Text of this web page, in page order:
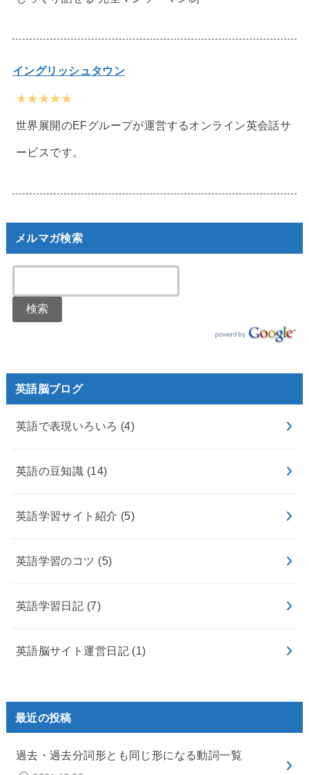
イングリッシュタウン
★★★★★
世界展開のEFグループが運営するオンライン英会話サ
ービスです。
メルマガ検索
英語脳ブログ
英語で表現いろいろ (4)
英語の豆知識 (14)
英語学習サイト紹介 (5)
英語学習のコツ (5)
英語学習日記 (7)
英語脳サイト運営日記 (1)
最近の投稿
過去・過去分詞形とも同じ形になる動詞一覧